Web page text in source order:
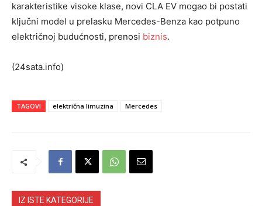
karakteristike visoke klase, novi CLA EV mogao bi postati
ključni model u prelasku Mercedes-Benza kao potpuno
električnoj budućnosti, prenosi biznis.
(24sata.info)
TAGOVI električna limuzina Mercedes
IZ ISTE KATEGORIJE